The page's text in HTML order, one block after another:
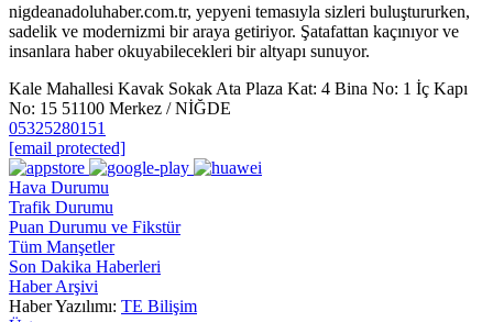
nigdeanadoluhaber.com.tr, yepyeni temasıyla sizleri buluştururken,
sadelik ve modernizmi bir araya getiriyor. Şatafattan kaçınıyor ve
insanlara haber okuyabilecekleri bir altyapı sunuyor.
Kale Mahallesi Kavak Sokak Ata Plaza Kat: 4 Bina No: 1 İç Kapı
No: 15 51100 Merkez / NİĞDE
05325280151
[email protected]
Hava Durumu
Trafik Durumu
Puan Durumu ve Fikstür
Tüm Manşetler
Son Dakika Haberleri
Haber Arşivi
Haber Yazılımı: TE Bilişim